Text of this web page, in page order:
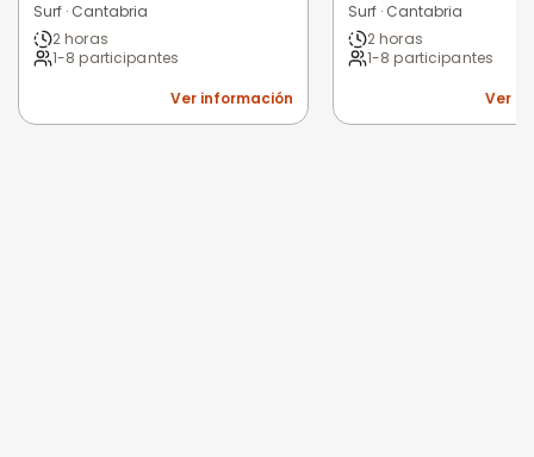
Surf · Cantabria
2 horas
1-8 participantes
Ver información
Surf · Cantabria
2 horas
1-8 participantes
Ver